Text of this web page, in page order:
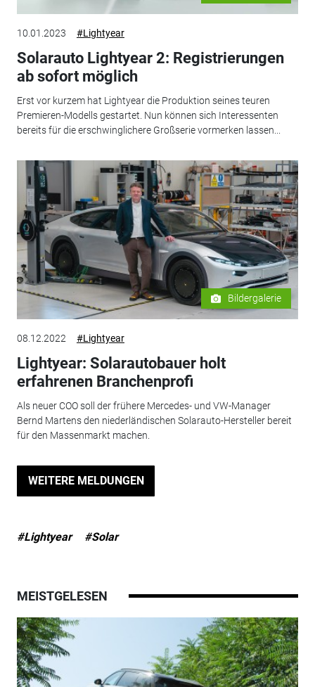
10.01.2023 #Lightyear
Solarauto Lightyear 2: Registrierungen
ab sofort möglich
Erst vor kurzem hat Lightyear die Produktion seines teuren
Premieren-Modells gestartet. Nun können sich Interessenten
bereits für die erschwinglichere Großserie vormerken lassen...
Bildergalerie
08.12.2022 #Lightyear
Lightyear: Solarautobauer holt
erfahrenen Branchenprofi
Als neuer COO soll der frühere Mercedes- und VW-Manager
Bernd Martens den niederländischen Solarauto-Hersteller bereit
für den Massenmarkt machen.
WEITERE MELDUNGEN
#Lightyear #Solar
MEISTGELESEN